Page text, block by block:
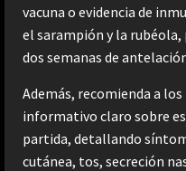
vacuna o evidencia de
el sarampión y la
dos semanas de
Además, recomienda a
informativo claro sobre
partida, detallando
cutánea, tos, secreción